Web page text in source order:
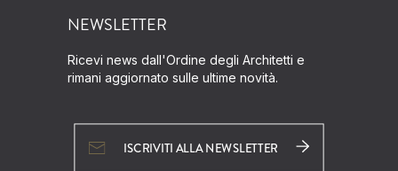
NEWSLETTER
Ricevi news dall'Ordine degli Architetti e
rimani aggiornato sulle ultime novità.
ISCRIVITI ALLA NEWSLETTER